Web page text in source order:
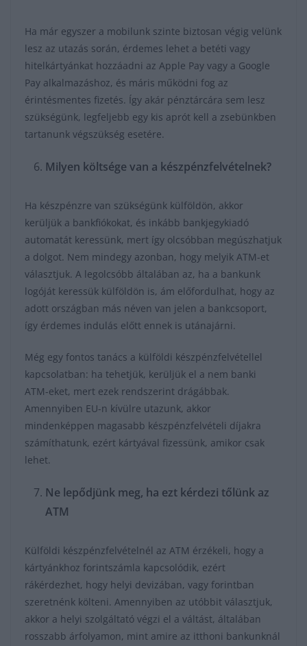
Ha már egyszer a mobilunk szinte biztosan végig velünk
lesz az utazás során, érdemes lehet a betéti vagy
hitelkártyánkat hozzáadni az Apple Pay vagy a Google
Pay alkalmazáshoz, és máris működni fog az
érintésmentes fizetés. Így akár pénztárcára sem lesz
szükségünk, legfeljebb egy kis aprót kell a zsebünkben
tartanunk végszükség esetére.
Milyen költsége van a készpénzfelvételnek?
Ha készpénzre van szükségünk külföldön, akkor
kerüljük a bankfiókokat, és inkább bankjegykiadó
automatát keressünk, mert így olcsóbban megúszhatjuk
a dolgot. Nem mindegy azonban, hogy melyik ATM-et
választjuk. A legolcsóbb általában az, ha a bankunk
logóját keressük külföldön is, ám előfordulhat, hogy az
adott országban más néven van jelen a bankcsoport,
így érdemes indulás előtt ennek is utánajárni.
Még egy fontos tanács a külföldi készpénzfelvétellel
kapcsolatban: ha tehetjük, kerüljük el a nem banki
ATM-eket, mert ezek rendszerint drágábbak.
Amennyiben EU-n kívülre utazunk, akkor
mindenképpen magasabb készpénzfelvételi díjakra
számíthatunk, ezért kártyával fizessünk, amikor csak
lehet.
Ne lepődjünk meg, ha ezt kérdezi tőlünk az
ATM
Külföldi készpénzfelvételnél az ATM érzékeli, hogy a
kártyánkhoz forintszámla kapcsolódik, ezért
rákérdezhet, hogy helyi devizában, vagy forintban
szeretnénk költeni. Amennyiben az utóbbit választjuk,
akkor a helyi szolgáltató végzi el a váltást, általában
rosszabb árfolyamon, mint amire az itthoni bankunknál